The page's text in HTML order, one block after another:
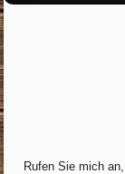
Rufen Sie mich